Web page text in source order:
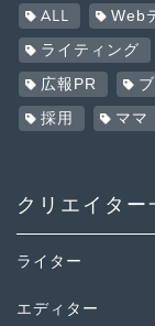
ALL Web
ライティング
広報PR
採用 ママ
クリエイター
ライター
エディター